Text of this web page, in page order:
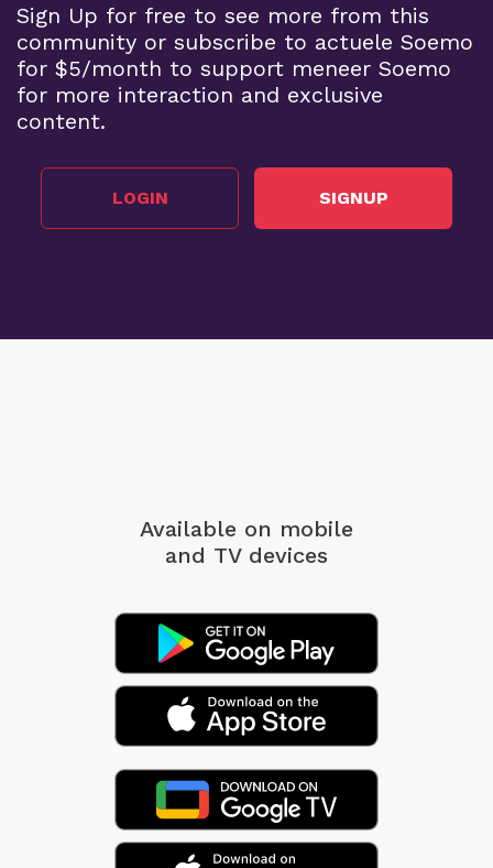
Sign Up for free to see more from this
community or subscribe to actuele Soemo
for $5/month to support meneer Soemo
for more interaction and exclusive
content.
LOGIN SIGNUP
Available on mobile
and TV devices